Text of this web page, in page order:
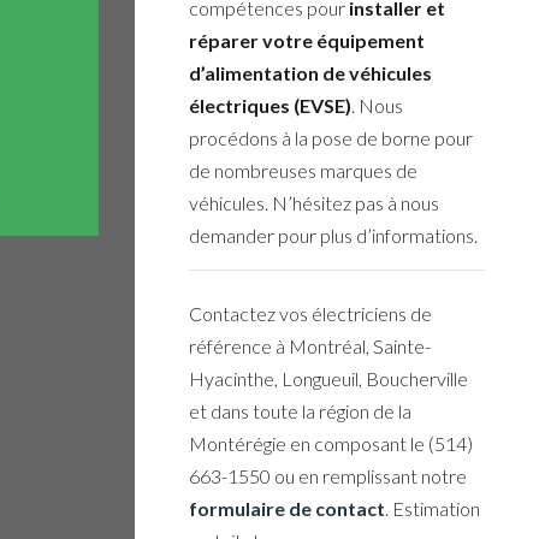
compétences pour installer et
réparer votre équipement
d’alimentation de véhicules
électriques (EVSE). Nous
procédons à la pose de borne pour
de nombreuses marques de
véhicules. N’hésitez pas à nous
demander pour plus d’informations.
Contactez vos électriciens de
référence à Montréal, Sainte-
Hyacinthe, Longueuil, Boucherville
et dans toute la région de la
Montérégie en composant le (514)
663-1550 ou en remplissant notre
formulaire de contact. Estimation